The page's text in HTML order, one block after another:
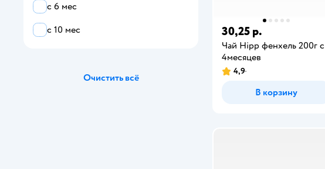
30,25 р.
Чай Hipp фенхель 200г с
4месяцев
4,9
В корзину
Bambolinа
Bebelac
с 6 мес
с 10 мес
Очистить всё